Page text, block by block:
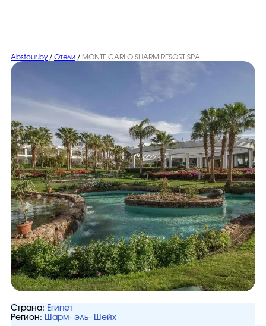
Abstour.by / Отели / MONTE CARLO SHARM RESORT SPA
Страна: Египет
Регион: Шарм- эль- Шейх